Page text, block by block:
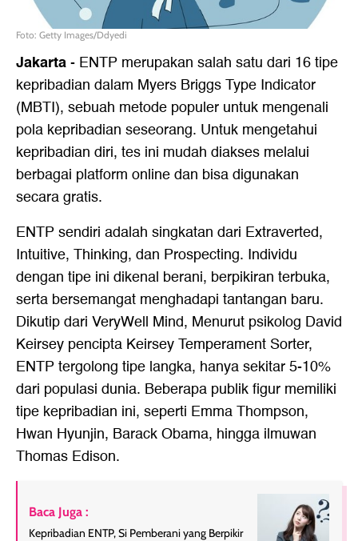
Foto: Getty Images/Ddyedi
Jakarta- ENTP merupakan salah satu dari 16 tipe
kepribadian dalam Myers Briggs Type Indicator
(MBTI), sebuah metode populer untuk mengenali
pola kepribadian seseorang. Untuk mengetahui
kepribadian diri, tes ini mudah diakses melalui
berbagai platform online dan bisa digunakan
secara gratis.
ENTP sendiri adalah singkatan dari Extraverted,
Intuitive, Thinking, dan Prospecting. Individu
dengan tipe ini dikenal berani, berpikiran terbuka,
serta bersemangat menghadapi tantangan baru.
Dikutip dari VeryWell Mind, Menurut psikolog David
Keirsey pencipta Keirsey Temperament Sorter,
ENTP tergolong tipe langka, hanya sekitar 5-10%
dari populasi dunia. Beberapa publik figur memiliki
tipe kepribadian ini, seperti Emma Thompson,
Hwan Hyunjin, Barack Obama, hingga ilmuwan
Thomas Edison.
Baca Juga :
Kepribadian ENTP, Si Pemberani yang Berpikir